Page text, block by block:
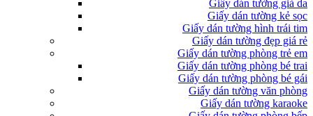
Giấy dán tường giả da
Giấy dán tường kẻ sọc
Giấy dán tường hình trái tim
Giấy dán tường đẹp giá rẻ
Giấy dán tường phòng trẻ em
Giấy dán tường phòng bé trai
Giấy dán tường phòng bé gái
Giấy dán tường văn phòng
Giấy dán tường karaoke